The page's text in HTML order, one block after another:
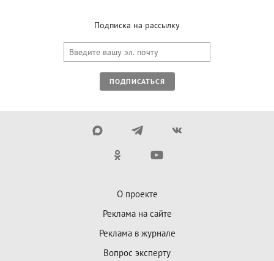
Подписка на рассылку
ПОДПИСАТЬСЯ
О проекте
Реклама на сайте
Реклама в журнале
Вопрос эксперту